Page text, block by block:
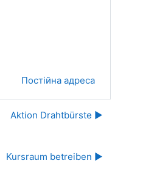
Постійна адреса
Aktion Drahtbürste ▶︎
Kursraum betreiben ▶︎